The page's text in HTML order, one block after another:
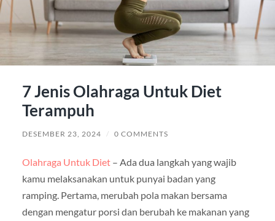
7 Jenis Olahraga Untuk Diet
Terampuh
DESEMBER 23, 2024 / 0 COMMENTS
Olahraga Untuk Diet– Ada dua langkah yang wajib
kamu melaksanakan untuk punyai badan yang
ramping. Pertama, merubah pola makan bersama
dengan mengatur porsi dan berubah ke makanan yang